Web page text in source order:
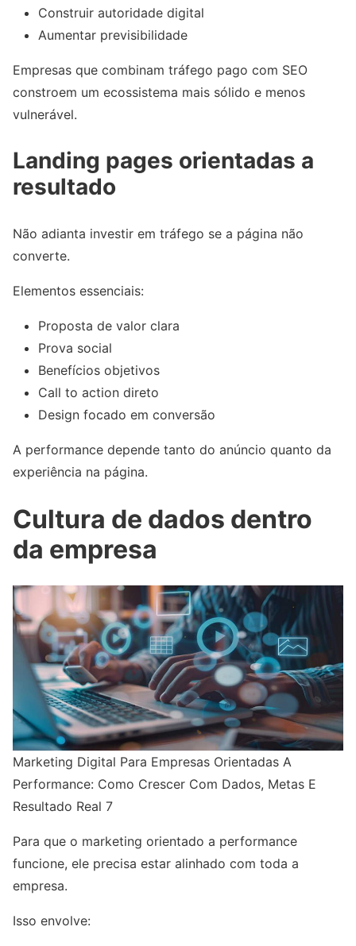
Construir autoridade digital
Aumentar previsibilidade
Empresas que combinam tráfego pago com SEO
constroem um ecossistema mais sólido e menos
vulnerável.
Landing pages orientadas a
resultado
Não adianta investir em tráfego se a página não
converte.
Elementos essenciais:
Proposta de valor clara
Prova social
Benefícios objetivos
Call to action direto
Design focado em conversão
A performance depende tanto do anúncio quanto da
experiência na página.
Cultura de dados dentro
da empresa
Marketing Digital Para Empresas Orientadas A
Performance: Como Crescer Com Dados, Metas E
Resultado Real 7
Para que o marketing orientado a performance
funcione, ele precisa estar alinhado com toda a
empresa.
Isso envolve: